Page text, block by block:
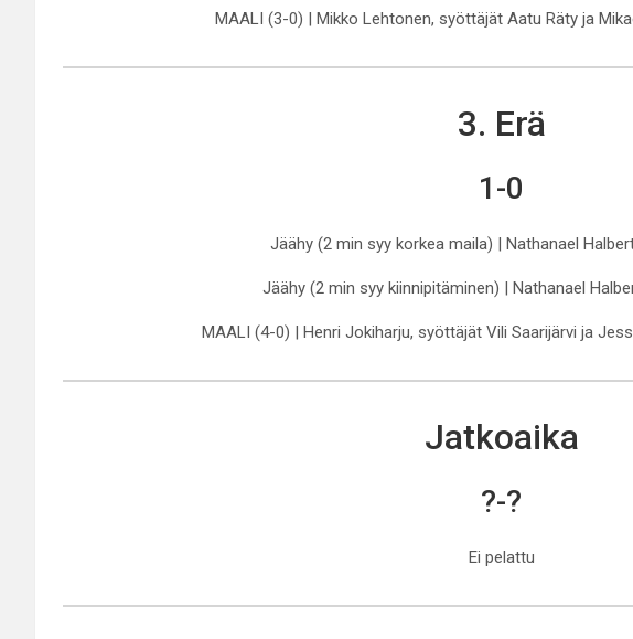
MAALI (3-0) | Mikko Lehtonen, syöttäjät Aatu Räty ja
3. Erä
1-0
Jäähy (2 min syy korkea maila) | Nathanael
Jäähy (2 min syy kiinnipitäminen) | Nathanael
MAALI (4-0) | Henri Jokiharju, syöttäjät Vili Saarijärvi ja
Jatkoaika
?-?
Ei pelattu